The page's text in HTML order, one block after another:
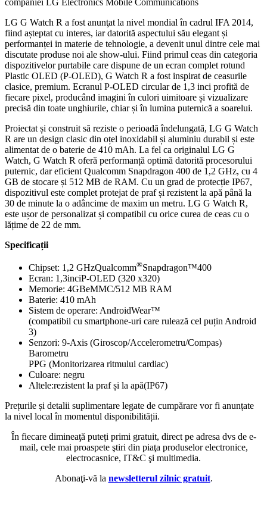
companiei LG Electronics Mobile Communications
LG G Watch R a fost anunţat la nivel mondial în cadrul IFA 2014,
fiind așteptat cu interes, iar datorită aspectului său elegant și
performanței in materie de tehnologie, a devenit unul dintre cele mai
discutate produse noi ale show-ului. Fiind primul ceas din categoria
dispozitivelor purtabile care dispune de un ecran complet rotund
Plastic OLED (P-OLED), G Watch R a fost inspirat de ceasurile
clasice, premium. Ecranul P-OLED circular de 1,3 inci profită de
fiecare pixel, producând imagini în culori uimitoare și vizualizare
precisă din toate unghiurile, chiar și în lumina puternică a soarelui.
Proiectat și construit să reziste o perioadă îndelungată, LG G Watch
R are un design clasic din oțel inoxidabil și aluminiu durabil și este
alimentat de o baterie de 410 mAh. La fel ca originalul LG G
Watch, G Watch R oferă performanță optimă datorită procesorului
puternic, dar eficient Qualcomm Snapdragon 400 de 1,2 GHz, cu 4
GB de stocare și 512 MB de RAM. Cu un grad de protecție IP67,
dispozitivul este complet protejat de praf și rezistent la apă până la
30 de minute la o adâncime de maxim un metru. LG G Watch R,
este ușor de personalizat și compatibil cu orice curea de ceas cu o
lățime de 22 de mm.
Specificații
Chipset: 1,2 GHzQualcomm®Snapdragon™400
Ecran: 1,3inciP-OLED (320 x320)
Memorie: 4GBeMMC/512 MB RAM
Baterie: 410 mAh
Sistem de operare: AndroidWear™
(compatibil cu smartphone-uri care rulează cel puțin Android
3)
Senzori: 9-Axis (Giroscop/Accelerometru/Compas)
Barometru
PPG (Monitorizarea ritmului cardiac)
Culoare: negru
Altele:rezistent la praf și la apă(IP67)
Prețurile și detalii suplimentare legate de cumpărare vor fi anunțate
la nivel local în momentul disponibilității.
În fiecare dimineaţă puteți primi gratuit, direct pe adresa dvs de e-
mail, cele mai proaspete ştiri din piaţa produselor electronice,
electrocasnice, IT&C şi multimedia.
Abonaţi-vă la newsletterul zilnic gratuit.